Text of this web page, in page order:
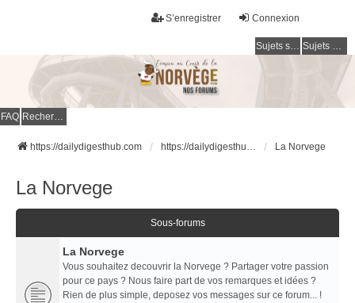
Connexion
S’enregistrer
Sujets sans réponse Sujets actifs
FAQ Rechercher
https://dailydigesthub.com https://dailydigesthub.com La Norvege
La Norvege
Sous-forums
La Norvege
Vous souhaitez decouvrir la Norvege ? Partager votre passion
pour ce pays ? Nous faire part de vos remarques et idées ?
Rien de plus simple, deposez vos messages sur ce forum... !